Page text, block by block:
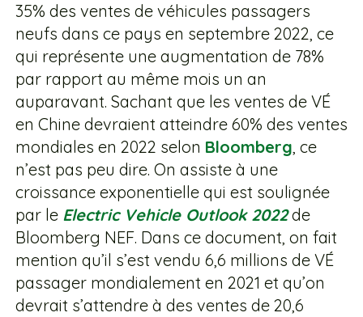
35% des ventes de véhicules passagers
neufs dans ce pays en septembre 2022, ce
qui représente une augmentation de 78%
par rapport au même mois un an
auparavant. Sachant que les ventes de VÉ
en Chine devraient atteindre 60% des ventes
mondiales en 2022 selon Bloomberg, ce
n’est pas peu dire. On assiste à une
croissance exponentielle qui est soulignée
par le Electric Vehicle Outlook 2022de
Bloomberg NEF. Dans ce document, on fait
mention qu’il s’est vendu 6,6 millions de VÉ
passager mondialement en 2021 et qu’on
devrait s’attendre à des ventes de 20,6